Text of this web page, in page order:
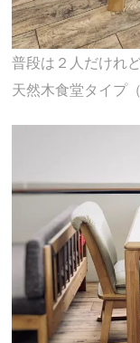
普段は２人だけれ
天然木食堂タイプ